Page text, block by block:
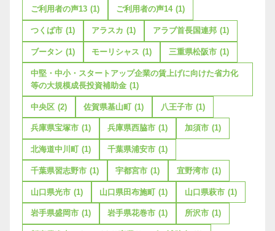
ご利用者の声13 (1) ご利用者の声14 (1)
つくば市 (1) アラスカ (1) アラブ首長国連邦 (1)
ブータン (1) モーリシャス (1) 三重県松阪市 (1)
中堅・中小・スタートアップ企業の賃上げに向けた省力化
等の大規模成長投資補助金 (1)
中央区 (2) 佐賀県基山町 (1) 八王子市 (1)
兵庫県宝塚市 (1) 兵庫県西脇市 (1) 加須市 (1)
北海道中川町 (1) 千葉県浦安市 (1)
千葉県習志野市 (1) 宇都宮市 (1) 宜野湾市 (1)
山口県光市 (1) 山口県田布施町 (1) 山口県萩市 (1)
岩手県盛岡市 (1) 岩手県花巻市 (1) 所沢市 (1)